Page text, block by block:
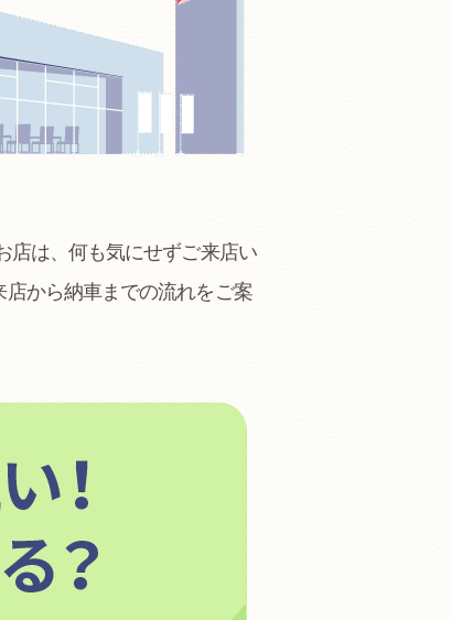
店は、何も気にせずご来店い
から納車までの流れをご案